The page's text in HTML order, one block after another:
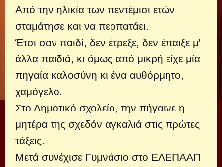
Από την ηλικία των πεντέμισι ετών
σταμάτησε και να περπατάει.
Έτσι σαν παιδί, δεν έτρεξε, δεν έπαιξε μ'
άλλα παιδιά, κι όμως από μικρή είχε μία
πηγαία καλοσύνη κι ένα αυθόρμητο,
χαμόγελο.
Στο Δημοτικό σχολείο, την πήγαινε η
μητέρα της σχεδόν αγκαλιά στις πρώτες
τάξεις.
Μετά συνέχισε Γυμνάσιο στο ΕΛΕΠΑΑΠ